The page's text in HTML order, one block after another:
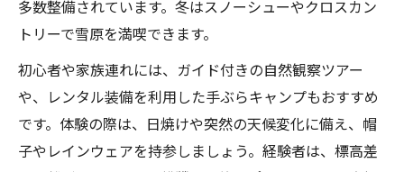
多数整備されています。冬はスノーシューやクロスカン
トリーで雪原を満喫できます。
初心者や家族連れには、ガイド付きの自然観察ツアー
や、レンタル装備を利用した手ぶらキャンプもおすすめ
です。体験の際は、日焼けや突然の天候変化に備え、帽
子やレインウェアを持参しましょう。経験者は、標高差